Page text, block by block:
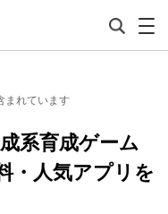
まれています
系育成ゲーム
・人気アプリを